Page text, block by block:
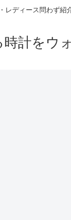
レディース問わず紹
時計をウ